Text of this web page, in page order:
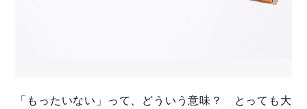
「もったいない」って、どういう意味？ とっても大